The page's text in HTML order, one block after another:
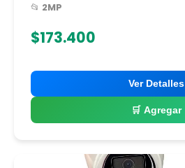
📂 2MP
$173.400
Ver Detalles
🛒 Agregar